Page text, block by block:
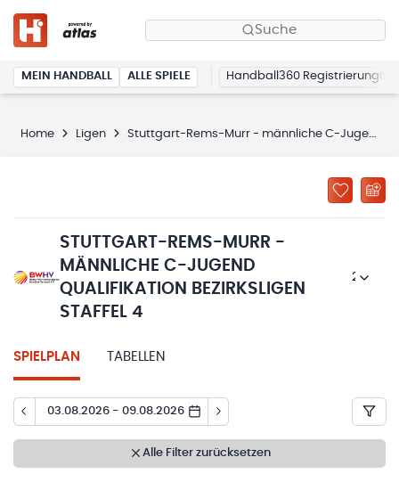
Suche
MEIN HANDBALL ALLE SPIELE Handball360 Registrierung
Home Ligen Stuttgart-Rems-Murr - männliche C-Jugend Qualifikation Bezirksligen Staffel 4
STUTTGART-REMS-MURR -
MÄNNLICHE C-JUGEND
QUALIFIKATION BEZIRKSLIGEN
STAFFEL 4
2025/26
SPIELPLAN TABELLEN
03.08.2026 - 09.08.2026
Alle Filter zurücksetzen